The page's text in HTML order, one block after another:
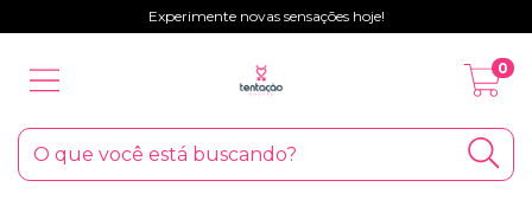
Experimente novas sensações hoje!
0